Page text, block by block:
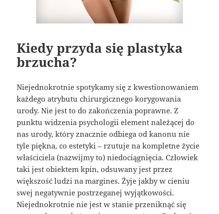
Kiedy przyda się plastyka
brzucha?
Niejednokrotnie spotykamy się z kwestionowaniem
każdego atrybutu chirurgicznego korygowania
urody. Nie jest to do zakończenia poprawne. Z
punktu widzenia psychologii element należącej do
nas urody, który znacznie odbiega od kanonu nie
tyle piękna, co estetyki – rzutuje na kompletne życie
właściciela (nazwijmy to) niedociągnięcia. Człowiek
taki jest obiektem kpin, odsuwany jest przez
większość ludzi na margines. Żyje jakby w cieniu
swej negatywnie postrzeganej wyjątkowości.
Niejednokrotnie nie jest w stanie przeniknąć się